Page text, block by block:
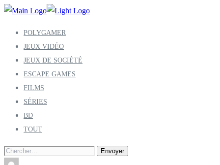
POLYGAMER
JEUX VIDÉO
JEUX DE SOCIÉTÉ
ESCAPE GAMES
FILMS
SÉRIES
BD
TOUT
Search